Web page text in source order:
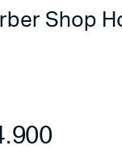
Shop